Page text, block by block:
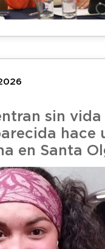
sin vida
hace
en Santa